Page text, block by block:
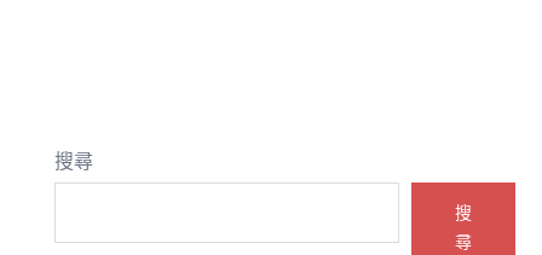
搜尋
搜
尋